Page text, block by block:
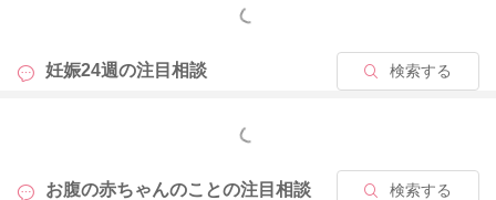
もっと見る
妊娠24週の注目相談 検索する
もっと見る
お腹の赤ちゃんのことの注目相談 検索する